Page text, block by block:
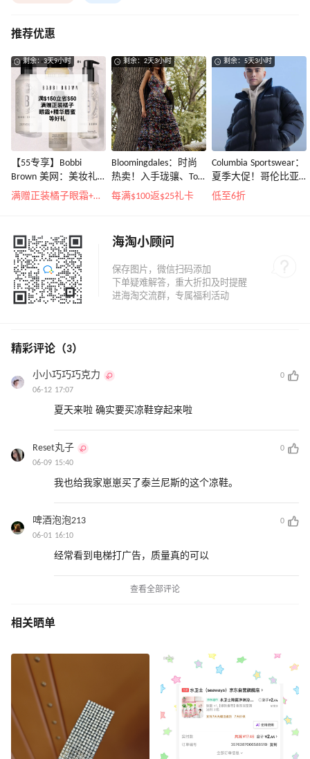
推荐优惠
剩余：3天9小时
【55专享】Bobbi
Brown 美网：美妆礼
遇！满$150立省$50
满赠正装橘子眼霜+精华唇蜜等好礼
剩余：2天3小时
Bloomingdales：时尚
热卖！入手珑骧、Tory
Burch、拉夫劳伦等
每满$100返$25礼卡
剩余：5天3小时
Columbia Sportswear：
夏季大促！哥伦比亚
运动热卖
低至6折
海淘小顾问
精彩评论（3）
小小巧巧巧克力
0
06-12 17:07
夏天来啦 确实要买凉鞋穿起来啦
Reset丸子
0
06-09 15:40
我也给我家崽崽买了泰兰尼斯的这个凉鞋。
啤酒泡泡213
0
06-01 16:10
经常看到电梯打广告，质量真的可以
查看全部评论
相关晒单